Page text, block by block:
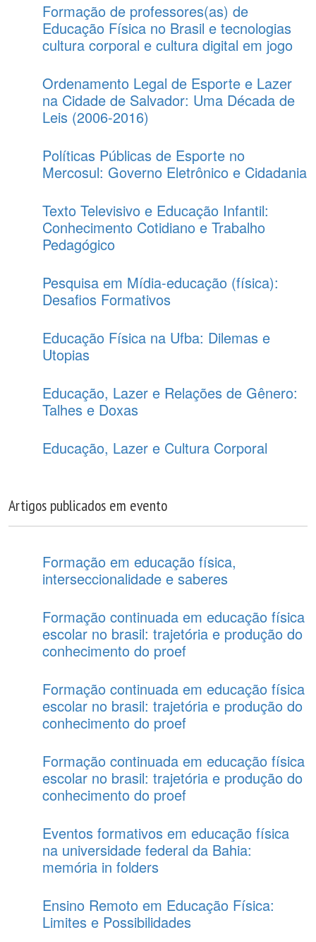
Formação de professores(as) de
Educação Física no Brasil e tecnologias
cultura corporal e cultura digital em jogo
Ordenamento Legal de Esporte e Lazer
na Cidade de Salvador: Uma Década de
Leis (2006-2016)
Políticas Públicas de Esporte no
Mercosul: Governo Eletrônico e Cidadania
Texto Televisivo e Educação Infantil:
Conhecimento Cotidiano e Trabalho
Pedagógico
Pesquisa em Mídia-educação (física):
Desafios Formativos
Educação Física na Ufba: Dilemas e
Utopias
Educação, Lazer e Relações de Gênero:
Talhes e Doxas
Educação, Lazer e Cultura Corporal
Artigos publicados em evento
Formação em educação física,
interseccionalidade e saberes
Formação continuada em educação física
escolar no brasil: trajetória e produção do
conhecimento do proef
Formação continuada em educação física
escolar no brasil: trajetória e produção do
conhecimento do proef
Formação continuada em educação física
escolar no brasil: trajetória e produção do
conhecimento do proef
Eventos formativos em educação física
na universidade federal da Bahia:
memória in folders
Ensino Remoto em Educação Física:
Limites e Possibilidades